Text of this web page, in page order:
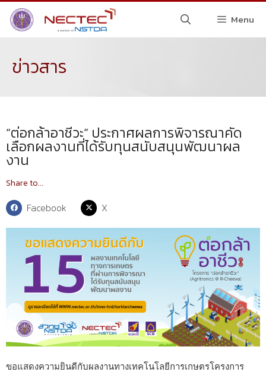
Menu
ข่าวสาร
“ต่อกล้าอาชีวะ” ประกาศผลการพิจารณาคัด
เลือกผลงานที่ได้รับทุนสนับสนุนพัฒนาผล
งาน
Share to...
Facebook X
ขอแสดงความยินดีกับผลงานทางเทคโนโลยีการเกษตรโครงการ